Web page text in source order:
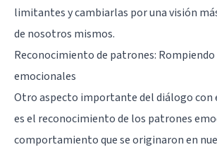
limitantes y cambiarlas por una visión
de nosotros mismos.
Reconocimiento de patrones: Rompiendo
emocionales
Otro aspecto importante del diálogo
es el reconocimiento de los patrones
comportamiento que se originaron en